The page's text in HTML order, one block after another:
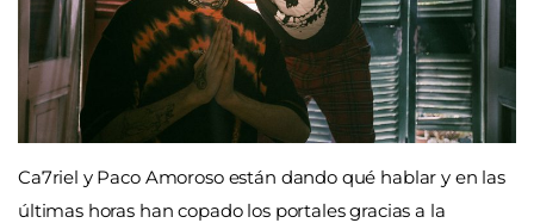
Ca7riel y Paco Amoroso están dando qué hablar y en las
últimas horas han copado los portales gracias a la